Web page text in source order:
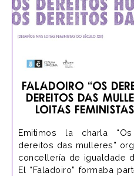
Faladoiro “Os
dereitos das
loitas
Emitimos la charla
dereitos das mulleres”
concellería de igualdade
El “Faladoiro” formaba